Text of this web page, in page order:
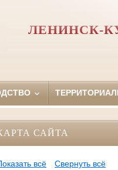
ЛЕНИНСК-
САЙТА
всё Свернуть всё